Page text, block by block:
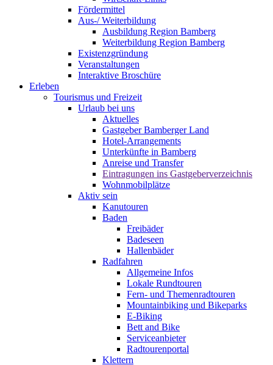
Fördermittel
Aus-/ Weiterbildung
Ausbildung Region Bamberg
Weiterbildung Region Bamberg
Existenzgründung
Veranstaltungen
Interaktive Broschüre
Erleben
Tourismus und Freizeit
Urlaub bei uns
Aktuelles
Gastgeber Bamberger Land
Hotel-Arrangements
Unterkünfte in Bamberg
Anreise und Transfer
Eintragungen ins Gastgeberverzeichnis
Wohnmobilplätze
Aktiv sein
Kanutouren
Baden
Freibäder
Badeseen
Hallenbäder
Radfahren
Allgemeine Infos
Lokale Rundtouren
Fern- und Themenradtouren
Mountainbiking und Bikeparks
E-Biking
Bett and Bike
Serviceanbieter
Radtourenportal
Klettern